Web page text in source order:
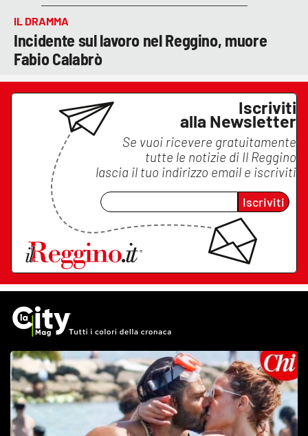
IL DRAMMA
Incidente sul lavoro nel Reggino, muore
Fabio Calabrò
Iscriviti
alla Newsletter
Se vuoi ricevere gratuitamente
tutte le notizie di Il Reggino
lascia il tuo indirizzo email e iscriviti
Iscriviti